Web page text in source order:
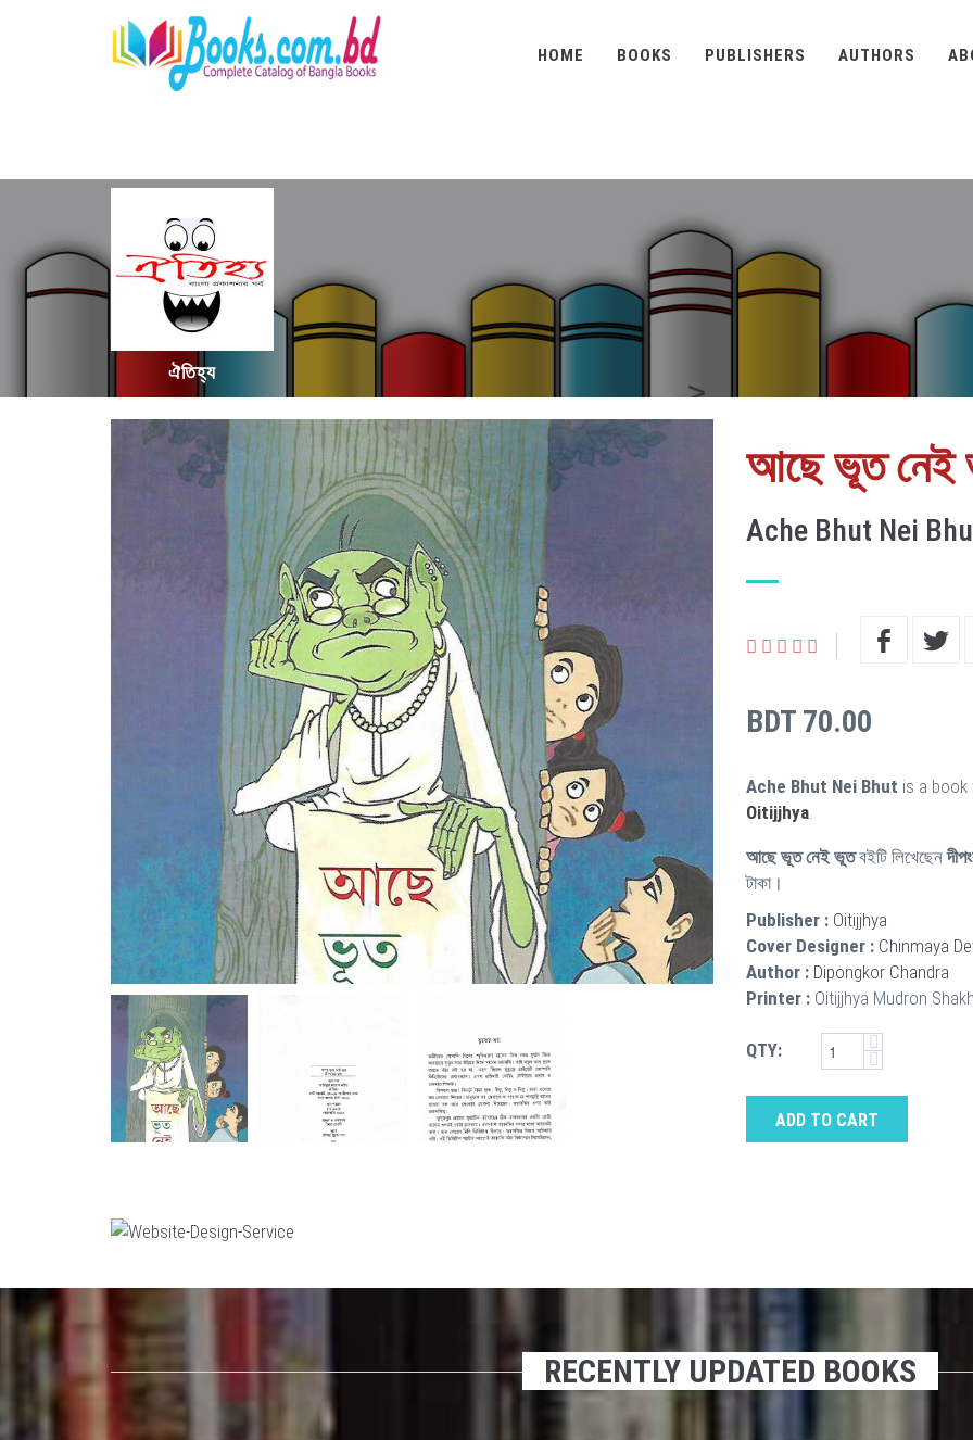
HOME BOOKS PUBLISHERS AUTHORS
ঐতিহ্য
আছে ভূত নেই
Ache Bhut Nei
BDT 70.00
Ache Bhut Nei Bhut is a
Oitijjhya.
আছে ভূত নেই ভূতবইটি লিখেছেন
টাকা।
Publisher : Oitijjhya
Cover Designer : Chinmaya
Author : Dipongkor Chandra
Printer : Oitijjhya Mudron
QTY:
ADD TO CART
RECENTLY UPDATED BOOKS